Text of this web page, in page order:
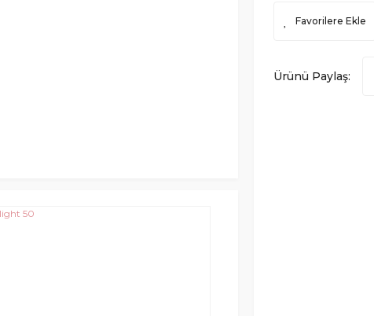
Ürünü Paylaş: